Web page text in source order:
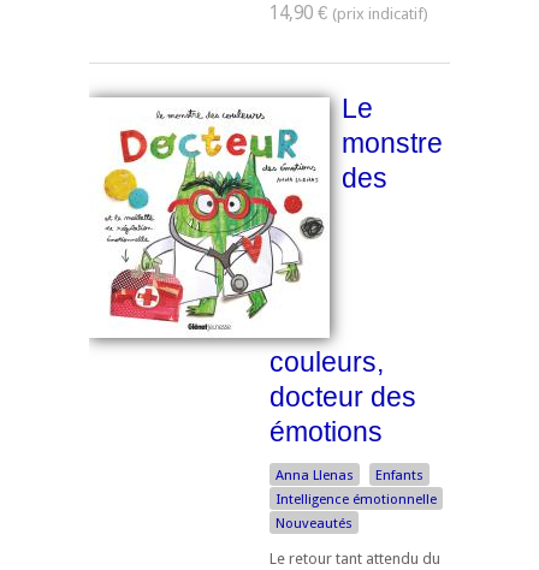
14,90 €
Le
monstre
des
couleurs,
docteur des
émotions
Anna Llenas
Enfants
Intelligence émotionnelle
Nouveautés
Le retour tant attendu du